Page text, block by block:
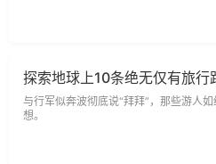
探索地球上10条绝无仅有旅行
与行军似奔波彻底说“拜拜”，那些游人
想。